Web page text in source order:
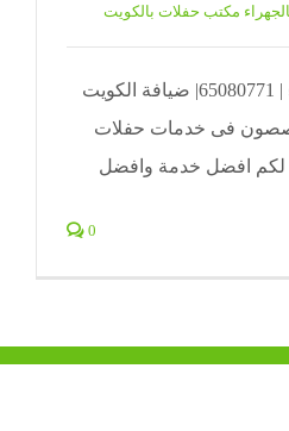
مكتب حفلات بالكويت
مكاتب افراح بالجهراء | 65080771| ضيافة الكويت
فى خدمات حفلات
لكم افضل خدمة وافضل
0